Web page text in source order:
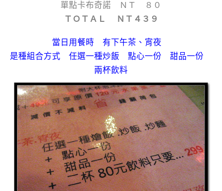
單點卡布奇諾 ＮＴ ８０
ＴＯＴＡＬ ＮＴ４３９
當日用餐時 有下午茶、宵夜
是種組合方式 任選一種炒飯 點心一份 甜品一份
兩杯飲料